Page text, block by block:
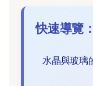
快速導覽
水晶與玻璃